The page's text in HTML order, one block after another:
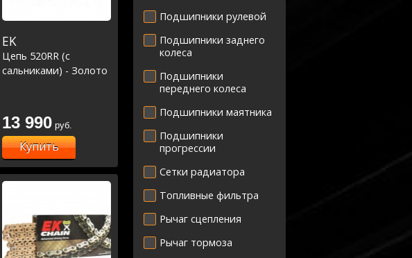
EK
Цепь 520RR (с
сальниками) - Золото
13 990 руб.
Купить
Подшипники рулевой
Подшипники заднего
колеса
Подшипники
переднего колеса
Подшипники маятника
Подшипники
прогрессии
Сетки радиатора
Топливные фильтра
Рычаг сцепления
Рычаг тормоза